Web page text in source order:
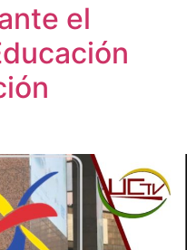
el